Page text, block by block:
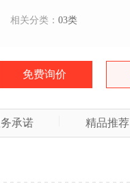
相关分类： 03类
免费询价
承诺 精品推荐